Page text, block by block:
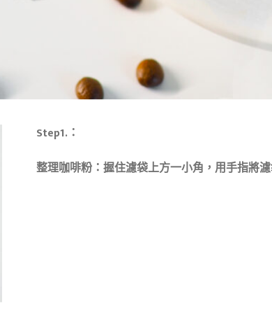
Step1.：
整理咖啡粉：握住濾袋上方一小角，用手指將